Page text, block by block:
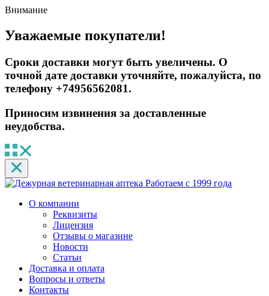
Внимание
Уважаемые покупатели!
Сроки доставки могут быть увеличены. О
точной дате доставки уточняйте, пожалуйста, по
телефону +74956562081.
Приносим извинения за доставленные
неудобства.
Работаем с 1999 года
О компании
Реквизиты
Лицензия
Отзывы о магазине
Новости
Статьи
Доставка и оплата
Вопросы и ответы
Контакты